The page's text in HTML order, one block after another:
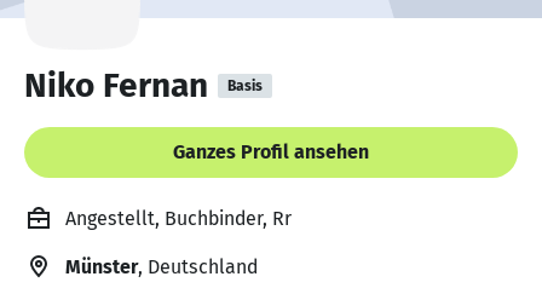
Niko Fernan Basis
Ganzes Profil ansehen
Angestellt, Buchbinder, Rr
Münster, Deutschland